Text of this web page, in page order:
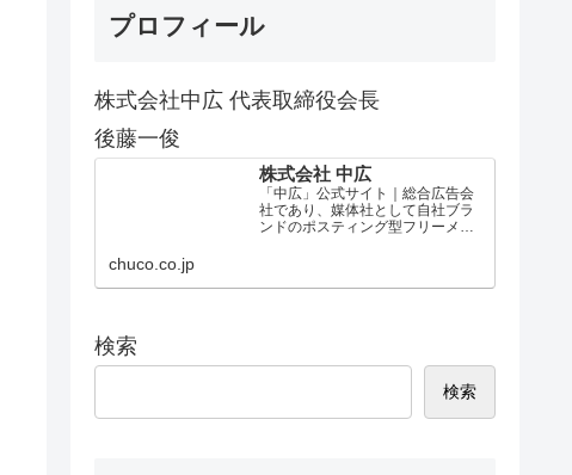
プロフィール
株式会社中広 代表取締役会長
後藤一俊
株式会社 中広
「中広」公式サイト｜総合広告会
社であり、媒体社として自社ブラ
ンドのポスティング型フリーメデ
chuco.co.jp
検索
検索